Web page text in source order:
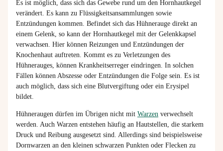
Es ist möglich, dass sich das Gewebe rund um den Hornhautkegel
verändert. Es kann zu Flüssigkeitsansammlungen sowie
Entzündungen kommen. Befindet sich das Hühnerauge direkt an
einem Gelenk, so kann der Hornhautkegel mit der Gelenkkapsel
verwachsen. Hier können Reizungen und Entzündungen der
Knochenhaut auftreten. Kommt es zu Verletzungen des
Hühnerauges, können Krankheitserreger eindringen. In solchen
Fällen können Abszesse oder Entzündungen die Folge sein. Es ist
auch möglich, dass sich eine Blutvergiftung oder ein Erysipel
bildet.
Hühneraugen dürfen im Übrigen nicht mit Warzen verwechselt
werden. Auch Warzen entstehen häufig an Hautstellen, die starkem
Druck und Reibung ausgesetzt sind. Allerdings sind beispielsweise
Dornwarzen an den kleinen schwarzen Punkten oder Flecken zu